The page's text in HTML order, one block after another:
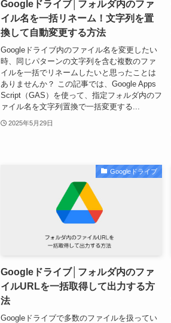
Googleドライブ│フォルダ内のファ
イル名を一括リネーム！文字列を置
換して自動変更する方法
Googleドライブ内のファイル名を変更したい
時、同じパターンの文字列を含む複数のファ
イルを一括でリネームしたいと思ったことは
ありませんか？ この記事では、Google Apps
Script（GAS）を使って、指定フォルダ内のフ
ァイル名を文字列置換で一括変更する...
2025年5月29日
Googleドライブ
Googleドライブ│フォルダ内のファ
イルURLを一括取得して出力する方
法
Googleドライブで多数のファイルを扱ってい